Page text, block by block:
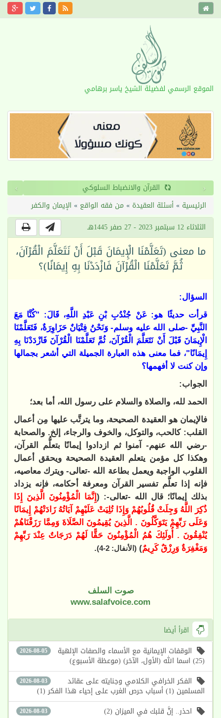
الموقع الرسمي لفضيلة الشيخ ياسر برهامي
القرآن والانضباط السلوكي ‹
›
الرئيسية »أسئلة العقيدة » من فقه الواقع » الإيمان والكفر
الثلاثاء 12 سبتمبر 2023 - 27 صفر 1445هـ
ما معنى (تَعَلَّمْنَا ‌الْإِيمَانَ ‌قَبْلَ ‌أَنْ ‌نَتَعَلَّمَ ‌الْقُرْآنَ،
‌ثُمَّ ‌تَعَلَّمْنَا ‌الْقُرْآنَ ‌فَازْدَدْنَا ‌بِهِ ‌إِيمَانًا)؟
السؤال:
قرأت حديثًا هو: عَنْ جُنْدُبِ بْنِ عَبْدِ اللَّهِ، قَالَ: "كُنَّا مَعَ
النَّبِيِّ -صلى الله عليه وسلم- وَنَحْنُ فِتْيَانٌ حَزَاوِرَةٌ، ‌فَتَعَلَّمْنَا
‌الْإِيمَانَ ‌قَبْلَ ‌أَنْ ‌نَتَعَلَّمَ ‌الْقُرْآنَ، ‌ثُمَّ ‌تَعَلَّمْنَا ‌الْقُرْآنَ ‌فَازْدَدْنَا ‌بِهِ
‌إِيمَانًا"، فما معنى هذه العبارة الجميلة التي أشعر بجمالها
وإن كنت لا أفهمها؟
الجواب:
الحمد لله، والصلاة والسلام على رسول الله، أما بعد؛
فالإيمان هو العقيدة الصحيحة، وما يترتَّب عليها مِن أعمال
القلب: كالحب، والتوكل، والخوف والرجاء، إلخ. والصحابة
-رضي الله عنهم- آمنوا ثم ازدادوا إيمانًا بتعلُّم القرآن،
وهكذا كل مؤمن يتعلم العقيدة الصحيحة ويحقق أعمال
القلوب الواجبة ويعمل بطاعة الله -تعالى- ويترك معاصيه،
فإنه إذا تعلَّم تفسير القرآن ومعرفة أحكامه، فإنه يزداد
بذلك إيمانًا؛ قال الله -تعالى-: (إِنَّمَا الْمُؤْمِنُونَ الَّذِينَ إِذَا
ذُكِرَ اللَّهُ وَجِلَتْ قُلُوبُهُمْ وَإِذَا تُلِيَتْ عَلَيْهِمْ آيَاتُهُ زَادَتْهُمْ إِيمَانًا
وَعَلَى رَبِّهِمْ يَتَوَكَّلُونَ . الَّذِينَ يُقِيمُونَ الصَّلَاةَ وَمِمَّا رَزَقْنَاهُمْ
يُنْفِقُونَ . أُولَئِكَ هُمُ ‌الْمُؤْمِنُونَ ‌حَقًّا لَهُمْ دَرَجَاتٌ عِنْدَ رَبِّهِمْ
وَمَغْفِرَةٌ وَرِزْقٌ كَرِيمٌ) (الأنفال: 2-4 )
.
صوت السلف
www.salafvoice.com
اقرأ أيضا
2026-08-05 الوقفات الإيمانية مع الأسماء والصفات الإلهية
(25) اسما الله (الأول، الآخر) (موعظة الأسبوع)
2026-08-03 الفكر الخرافي الكلامي وجنايته على عقائد
المسلمين (1) أسباب حرص الغرب على إحياء هذا الفكر (1)
2026-08-03 احذر.. إنَّ قلبك في الميزان (2)